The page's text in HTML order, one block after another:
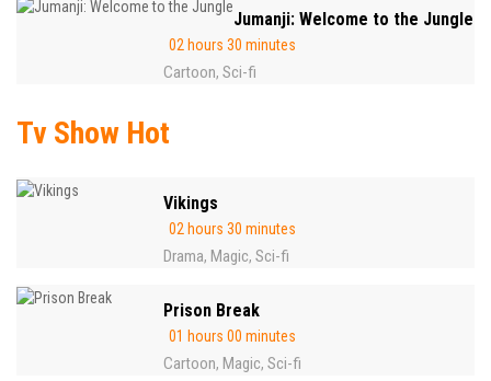
Jumanji: Welcome to the Jungle
02 hours 30 minutes
Cartoon, Sci-fi
Tv Show Hot
Vikings
02 hours 30 minutes
Drama, Magic, Sci-fi
Prison Break
01 hours 00 minutes
Cartoon, Magic, Sci-fi